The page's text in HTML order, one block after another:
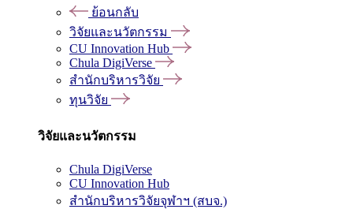
ย้อนกลับ
วิจัยและนวัตกรรม
CU Innovation Hub
Chula DigiVerse
สำนักบริหารวิจัย
ทุนวิจัย
วิจัยและนวัตกรรม
Chula DigiVerse
CU Innovation Hub
สำนักบริหารวิจัยจุฬาฯ (สบจ.)